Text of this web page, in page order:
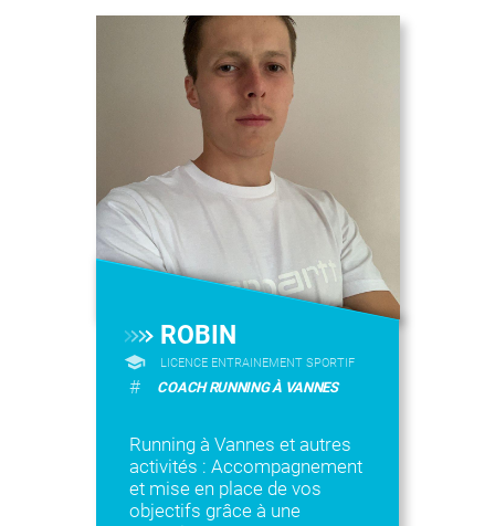
ROBIN
LICENCE ENTRAINEMENT SPORTIF
# COACH RUNNING À VANNES
Running à Vannes et autres
activités : Accompagnement
et mise en place de vos
objectifs grâce à une